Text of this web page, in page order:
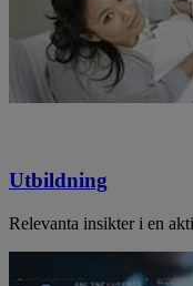
Utbildning
Relevanta insikter i en